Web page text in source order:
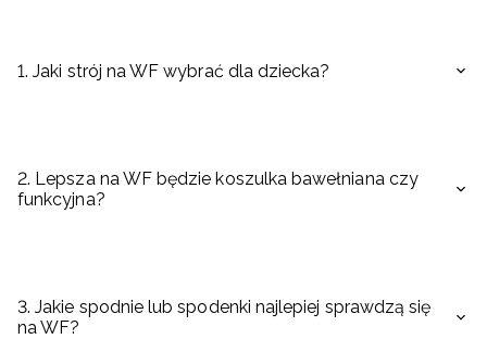
1. Jaki strój na WF wybrać dla dziecka?
2. Lepsza na WF będzie koszulka bawełniana czy
funkcyjna?
3. Jakie spodnie lub spodenki najlepiej sprawdzą się
na WF?